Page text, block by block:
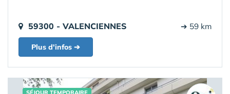
59300 - VALENCIENNES ➔ 59 km
Plus d'infos ➔